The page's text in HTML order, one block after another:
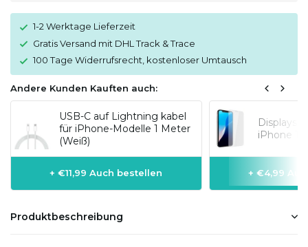
1-2 Werktage Lieferzeit
Gratis Versand mit DHL Track & Trace
100 Tage Widerrufsrecht, kostenloser Umtausch
Andere Kunden Kauften auch:
USB-C auf Lightning kabel
für iPhone-Modelle 1 Meter
(Weiß)
+ €11,99 Auch bestellen
iPhone
+ €4,99
Produktbeschreibung